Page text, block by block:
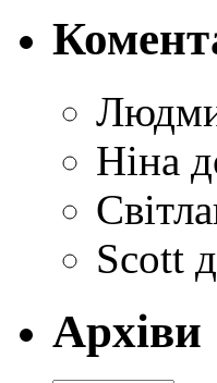
Ніна
Scott
Архіви